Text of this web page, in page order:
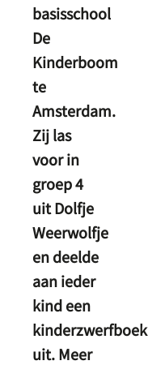
basisschool
De
Kinderboom
te
Amsterdam.
Zij las
voor in
groep 4
uit Dolfje
Weerwolfje
en deelde
aan ieder
kind een
kinderzwerfboek
uit. Meer